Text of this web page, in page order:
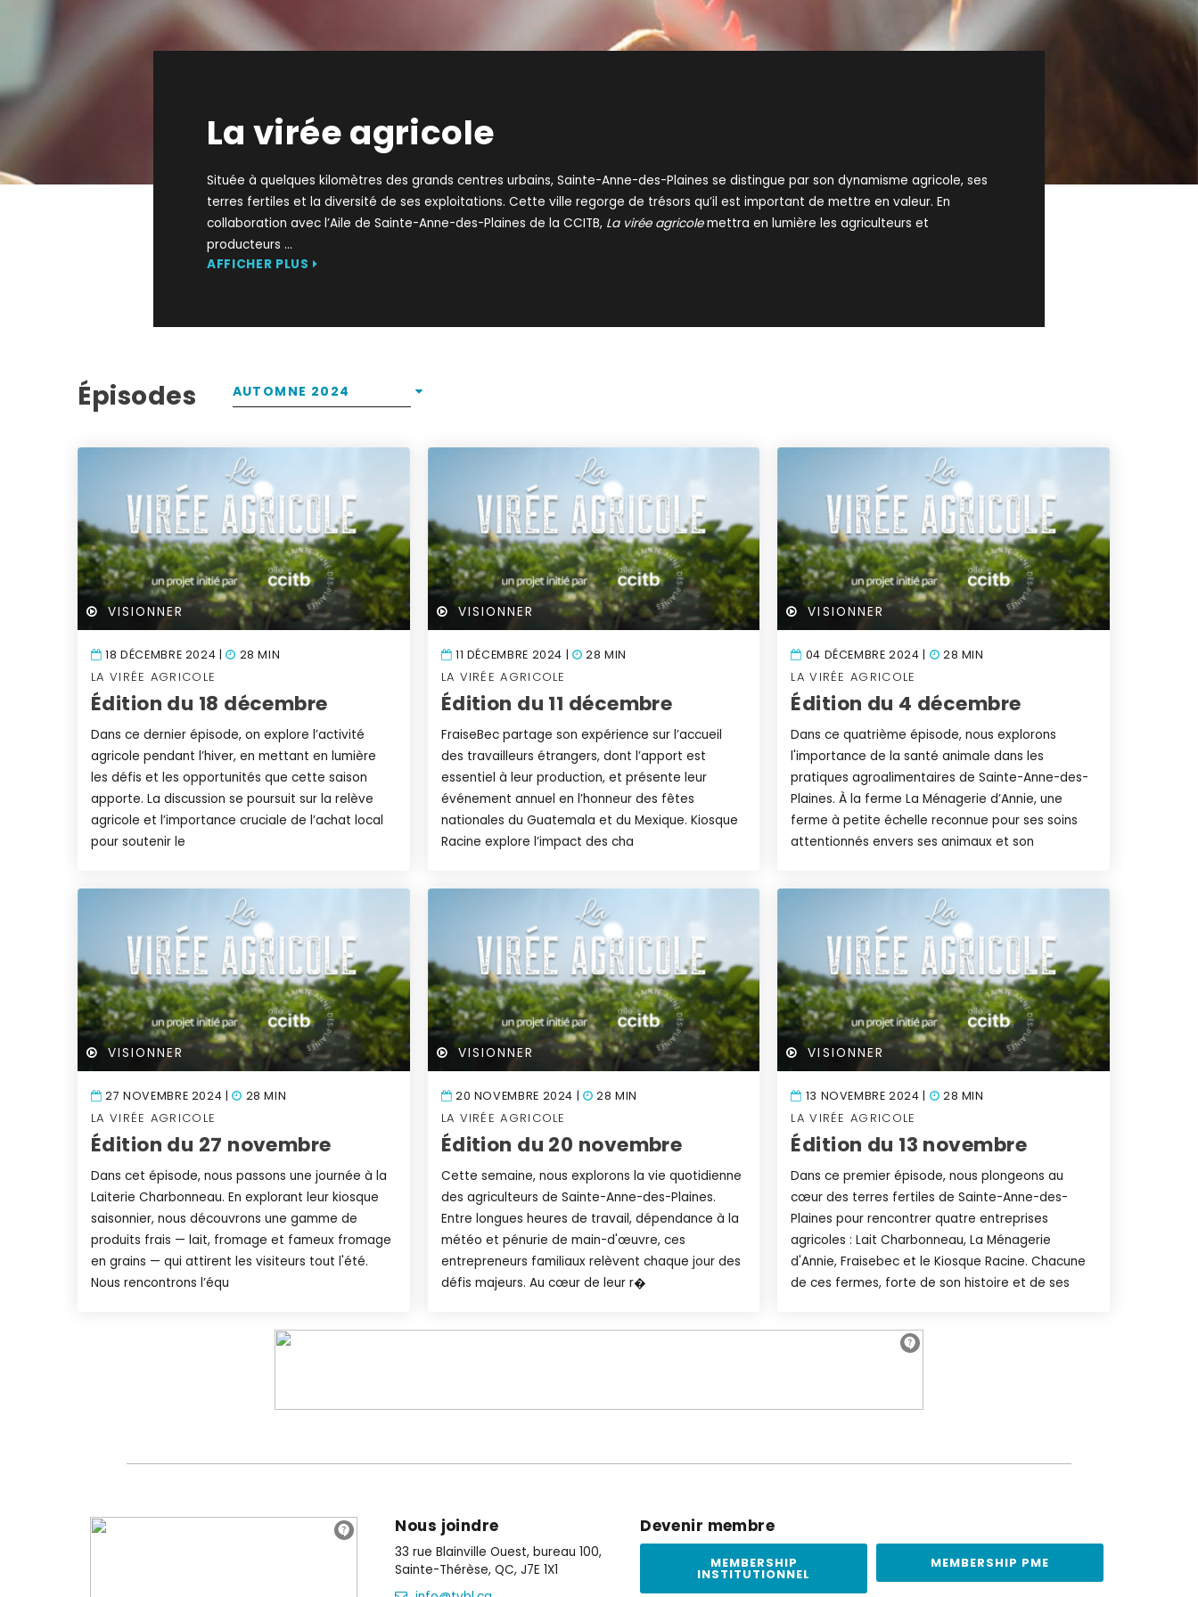
La virée agricole
Située à quelques kilomètres des grands centres urbains, Sainte-Anne-des-Plaines se distingue par son dynamisme agricole, ses
terres fertiles et la diversité de ses exploitations. Cette ville regorge de trésors qu’il est important de mettre en valeur. En
collaboration avec l’Aile de Sainte-Anne-des-Plaines de la CCITB, La virée agricolemettra en lumière les agriculteurs et
producteurs ...
AFFICHER PLUS
Épisodes AUTOMNE 2024
VISIONNER
18 DÉCEMBRE 2024 | 28 MIN
LA VIRÉE AGRICOLE
Édition du 18 décembre
Dans ce dernier épisode, on explore l’activité
agricole pendant l’hiver, en mettant en lumière
les défis et les opportunités que cette saison
apporte. La discussion se poursuit sur la relève
agricole et l’importance cruciale de l’achat local
pour soutenir le
VISIONNER
11 DÉCEMBRE 2024 | 28 MIN
LA VIRÉE AGRICOLE
Édition du 11 décembre
FraiseBec partage son expérience sur l’accueil
des travailleurs étrangers, dont l’apport est
essentiel à leur production, et présente leur
événement annuel en l’honneur des fêtes
nationales du Guatemala et du Mexique. Kiosque
Racine explore l’impact des cha
VISIONNER
04 DÉCEMBRE 2024 | 28 MIN
LA VIRÉE AGRICOLE
Édition du 4 décembre
Dans ce quatrième épisode, nous explorons
l'importance de la santé animale dans les
pratiques agroalimentaires de Sainte-Anne-des-
Plaines. À la ferme La Ménagerie d’Annie, une
ferme à petite échelle reconnue pour ses soins
attentionnés envers ses animaux et son
VISIONNER
27 NOVEMBRE 2024 | 28 MIN
LA VIRÉE AGRICOLE
Édition du 27 novembre
Dans cet épisode, nous passons une journée à la
Laiterie Charbonneau. En explorant leur kiosque
saisonnier, nous découvrons une gamme de
produits frais — lait, fromage et fameux fromage
en grains — qui attirent les visiteurs tout l'été.
Nous rencontrons l’équ
VISIONNER
20 NOVEMBRE 2024 | 28 MIN
LA VIRÉE AGRICOLE
Édition du 20 novembre
Cette semaine, nous explorons la vie quotidienne
des agriculteurs de Sainte-Anne-des-Plaines.
Entre longues heures de travail, dépendance à la
météo et pénurie de main-d'œuvre, ces
entrepreneurs familiaux relèvent chaque jour des
défis majeurs. Au cœur de leur r�
VISIONNER
13 NOVEMBRE 2024 | 28 MIN
LA VIRÉE AGRICOLE
Édition du 13 novembre
Dans ce premier épisode, nous plongeons au
cœur des terres fertiles de Sainte-Anne-des-
Plaines pour rencontrer quatre entreprises
agricoles : Lait Charbonneau, La Ménagerie
d'Annie, Fraisebec et le Kiosque Racine. Chacune
de ces fermes, forte de son histoire et de ses
Nous joindre
33 rue Blainville Ouest, bureau 100,
Sainte-Thérèse, QC, J7E 1X1
Devenir membre
MEMBERSHIP
INSTITUTIONNEL
MEMBERSHIP PME